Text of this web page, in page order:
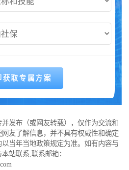
发布（或网友转载），仅作为交流和
友了解信息，并不具有权威性和确定
当年当地政策规定为准。如有内容与
站联系,联系邮箱：